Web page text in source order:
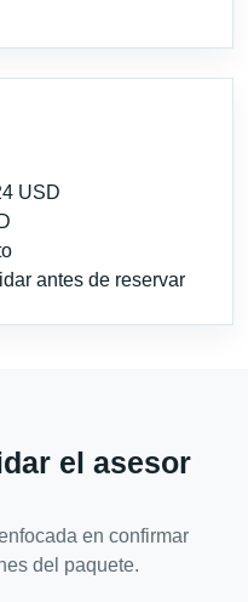
USD
antes de reservar
el asesor
en confirmar
del paquete.